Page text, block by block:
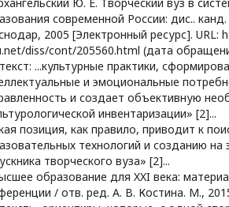
современной России: дис.. канд.
2005 [Электронный ресурс]. URL:
diss/cont/205560.html (дата
...культурные практики,
и эмоциональные
и создает объективную
инвентаризации» [2]...
позиция, как правило, приводит к
технологий и созданию на
творческого вуза» [2]...
образование для XXI века:
/ отв. ред. А. В. Костина. М.,